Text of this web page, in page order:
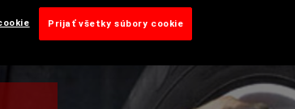
Prijať všetky súbory cookie